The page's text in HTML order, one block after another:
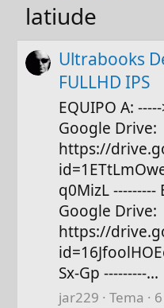
latiude
Ultrabooks
FULLHD IPS
EQUIPO A:
Google Drive:
https://
q0MizL ---------
Google Drive:
https://
Sx-Gp ---------...
jar229 Tema